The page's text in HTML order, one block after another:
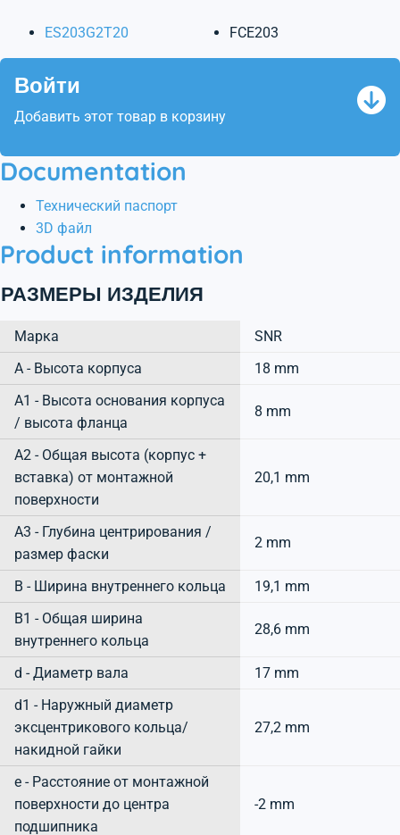
ES203G2T20 FCE203
Войти
Добавить этот товар в корзину
Documentation
Технический паспорт
3D файл
Product information
РАЗМЕРЫ ИЗДЕЛИЯ
Марка
SNR
А - Высота корпуса
18 mm
A1 - Высота основания корпуса
/ высота фланца
8 mm
A2 - Общая высота (корпус +
вставка) от монтажной
поверхности
20,1 mm
A3 - Глубина центрирования /
размер фаски
2 mm
B - Ширина внутреннего кольца
19,1 mm
B1 - Общая ширина
внутреннего кольца
28,6 mm
d - Диаметр вала
17 mm
d1 - Наружный диаметр
эксцентрикового кольца/
накидной гайки
27,2 mm
e - Расстояние от монтажной
поверхности до центра
подшипника
-2 mm